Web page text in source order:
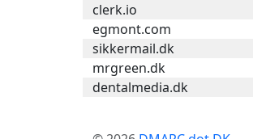
clerk.io
egmont.com
sikkermail.dk
mrgreen.dk
dentalmedia.dk